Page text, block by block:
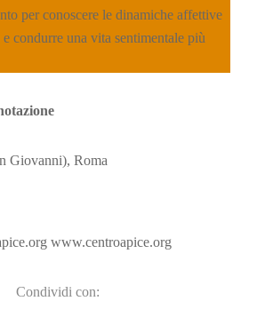
per conoscere le dinamiche affettive
condurre una vita sentimentale più
Giovanni), Roma
www.centroapice.org
Condividi con: